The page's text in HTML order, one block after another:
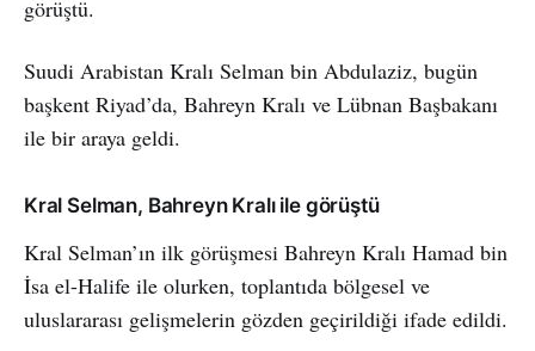
görüştü.
Suudi Arabistan Kralı Selman bin Abdulaziz, bugün
başkent Riyad’da, Bahreyn Kralı ve Lübnan Başbakanı
ile bir araya geldi.
Kral Selman, Bahreyn Kralı ile görüştü
Kral Selman’ın ilk görüşmesi Bahreyn Kralı Hamad bin
İsa el-Halife ile olurken, toplantıda bölgesel ve
uluslararası gelişmelerin gözden geçirildiği ifade edildi.